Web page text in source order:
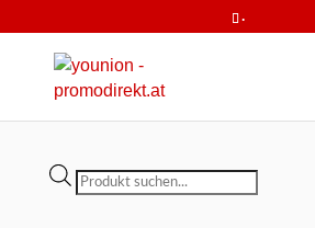
.
Products